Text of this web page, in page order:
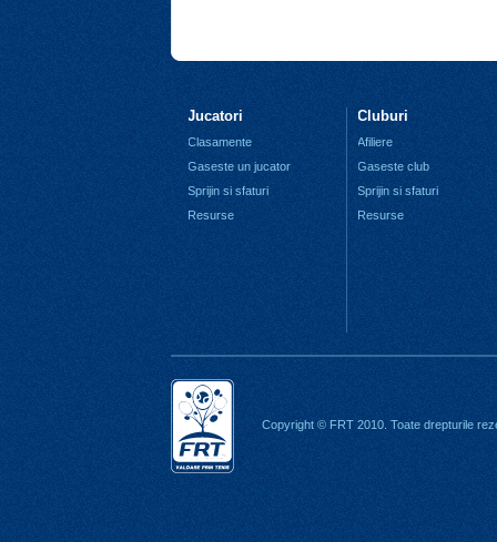
Jucatori
Clasamente
Gaseste un jucator
Sprijin si sfaturi
Resurse
Cluburi
Afiliere
Gaseste club
Sprijin si sfaturi
Resurse
Copyright © FRT 2010. Toate drepturile